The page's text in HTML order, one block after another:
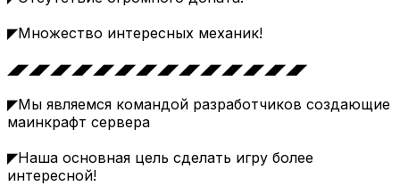
◤Множество интересных механик!
◢◤◢◤◢◤◢◤◢◤◢◤◢◤◢◤◢◤◢◤◢◤◢◤◢◤◢◤
◤Мы являемся командой разработчиков создающие
маинкрафт сервера
◤Наша основная цель сделать игру более
интересной!